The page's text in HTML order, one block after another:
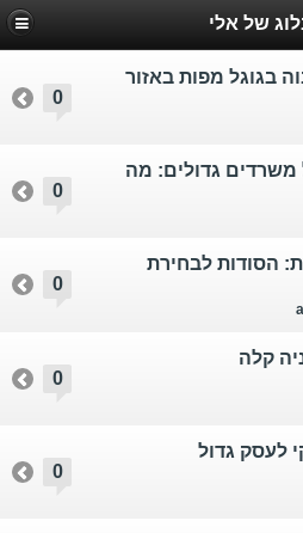
של אלי
0
בגוגל מפות באזור
0
משרדים גדולים: מה
0
הסודות לבחירת
0
קלה
0
לעסק גדול